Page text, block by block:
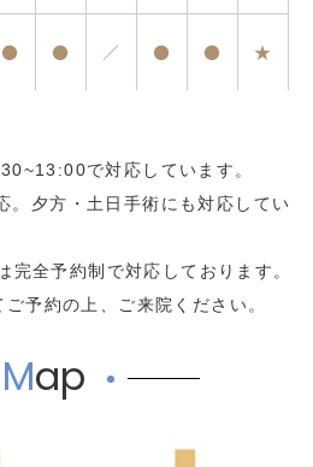
● ● ／ ● ● ★
で対応しています。
夕方・土日手術にも対応してい
全予約制で対応しております。
予約の上、ご来院ください。
Map